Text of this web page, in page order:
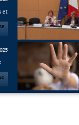
et
: